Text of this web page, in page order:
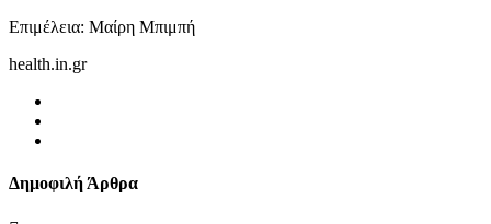
Επιμέλεια: Μαίρη Μπιμπή
health.in.gr
Δημοφιλή Άρθρα